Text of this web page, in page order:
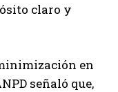
claro y
en
señaló que,